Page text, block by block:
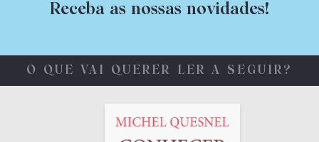
Receba as nossas novidades!
O QUE VAI QUERER LER A SEGUIR?